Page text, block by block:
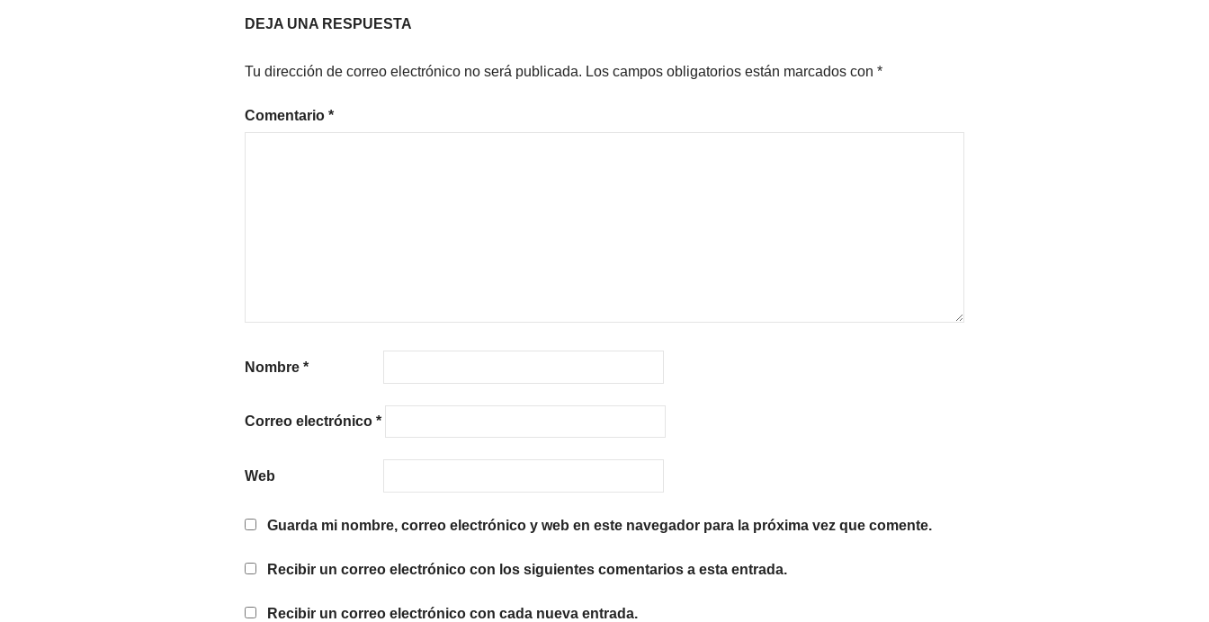
RELATOS
DEJA UNA RESPUESTA
Tu dirección de correo electrónico no será publicada. Los campos obligatorios están marcados con *
Comentario *
Nombre *
Correo electrónico *
Web
Guarda mi nombre, correo electrónico y web en este navegador para la próxima vez que comente.
Recibir un correo electrónico con los siguientes comentarios a esta entrada.
Recibir un correo electrónico con cada nueva entrada.